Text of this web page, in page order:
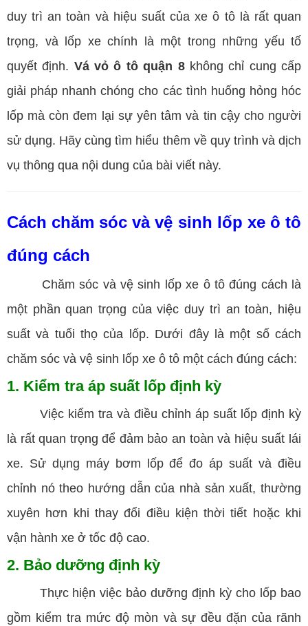
duy trì an toàn và hiệu suất của xe ô tô là rất quan
trọng, và lốp xe chính là một trong những yếu tố
quyết định. Vá vỏ ô tô quận 8không chỉ cung cấp
giải pháp nhanh chóng cho các tình huống hỏng hóc
lốp mà còn đem lại sự yên tâm và tin cậy cho người
sử dụng. Hãy cùng tìm hiểu thêm về quy trình và dịch
vụ thông qua nội dung của bài viết này.
Cách chăm sóc và vệ sinh lốp xe ô tô
đúng cách
Chăm sóc và vệ sinh lốp xe ô tô đúng cách là
một phần quan trọng của việc duy trì an toàn, hiệu
suất và tuổi thọ của lốp. Dưới đây là một số cách
chăm sóc và vệ sinh lốp xe ô tô một cách đúng cách:
1. Kiểm tra áp suất lốp định kỳ
Việc kiểm tra và điều chỉnh áp suất lốp định kỳ
là rất quan trọng để đảm bảo an toàn và hiệu suất lái
xe. Sử dụng máy bơm lốp để đo áp suất và điều
chỉnh nó theo hướng dẫn của nhà sản xuất, thường
xuyên hơn khi thay đổi điều kiện thời tiết hoặc khi
vận hành xe ở tốc độ cao.
2. Bảo dưỡng định kỳ
Thực hiện việc bảo dưỡng định kỳ cho lốp bao
gồm kiểm tra mức độ mòn và sự đều đặn của rãnh